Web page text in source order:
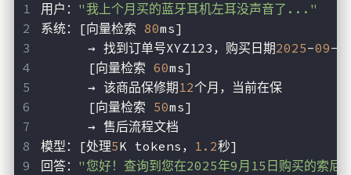
用户： "我上个月买的蓝牙耳机左耳没声音了..."
系统：[向量检索 80ms]
      → 找到订单号XYZ123，购买日期
2025-09-
      [向量检索
60ms]
      → 该商品保修期
12个月，当前在保
      [向量检索
50ms]
      → 售后流程文档
模型：[处理5K tokens， 1.2秒]
回答： "您好！查询到您在2025年9月15日购买的索尼